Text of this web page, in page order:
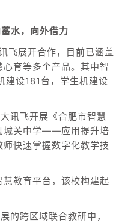
水，向外借力
飞展开合作，目前已涵盖
育等多个产品。其中智
建设181台，学生机建设
讯飞开展《合肥市智慧
城关中学——应用提升培
快速掌握数字化教学技
教育平台，该校构建起
的跨区域联合教研中，